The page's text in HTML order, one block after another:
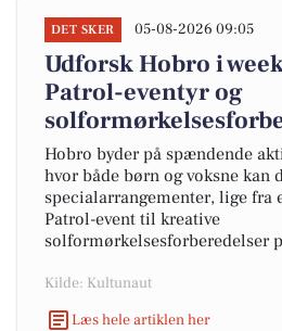
DET SKER 05-08-2026 09:05
Udforsk Hobro i
Patrol-eventyr og
Hobro byder på spændende
hvor både børn og voksne kan
specialarrangementer, lige fra
Patrol-event til kreative
solformørkelsesforberedelser
Kilde: Kultunaut
Læs hele artiklen her